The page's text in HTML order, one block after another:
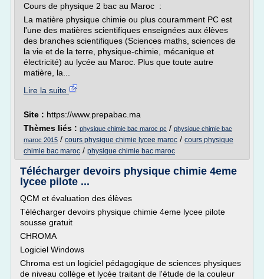
Cours de physique 2 bac au Maroc :
La matière physique chimie ou plus couramment PC est
l'une des matières scientifiques enseignées aux élèves
des branches scientifiques (Sciences maths, sciences de
la vie et de la terre, physique-chimie, mécanique et
électricité) au lycée au Maroc. Plus que toute autre
matière, la...
Lire la suite
Site : https://www.prepabac.ma
Thèmes liés : physique chimie bac maroc pc / physique chimie bac
maroc 2015 / cours physique chimie lycee maroc / cours physique
chimie bac maroc / physique chimie bac maroc
Télécharger devoirs physique chimie 4eme
lycee pilote ...
QCM et évaluation des élèves
Télécharger devoirs physique chimie 4eme lycee pilote
sousse gratuit
CHROMA
Logiciel Windows
Chroma est un logiciel pédagogique de sciences physiques
de niveau collège et lycée traitant de l'étude de la couleur